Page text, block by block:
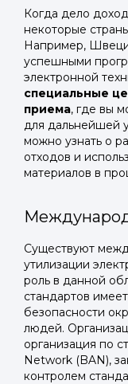
Когда дело
некоторые
Например,
успешными
электронной
специальные
приема, где вы
для дальнейшей
можно узнать о
отходов и
материалов в
Существуют
утилизации
роль в данной
стандартов
безопасности
людей.
организация по
Network (BAN),
контролем